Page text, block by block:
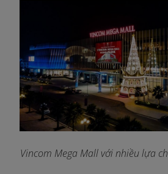
Vincom Mega Mall với nhiều lựa